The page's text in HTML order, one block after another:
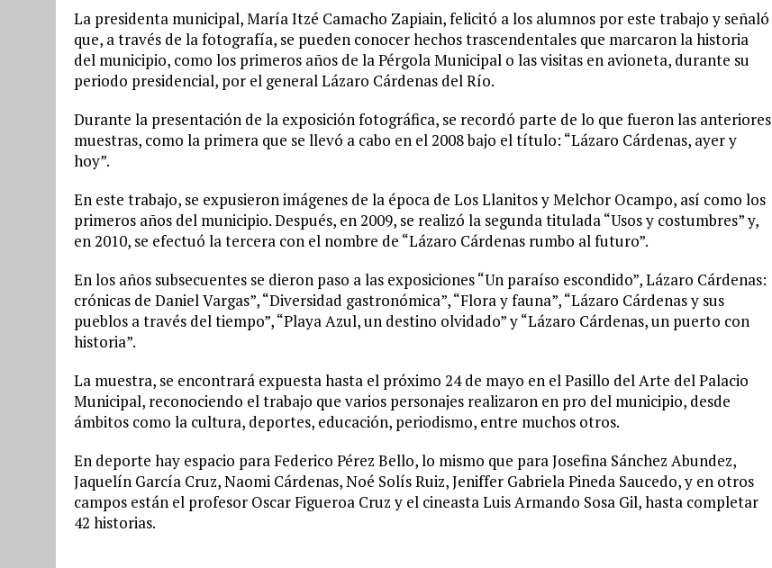
La presidenta municipal, María Itzé Camacho Zapiain, felicitó a los alumnos por este trabajo y señaló
que, a través de la fotografía, se pueden conocer hechos trascendentales que marcaron la historia
del municipio, como los primeros años de la Pérgola Municipal o las visitas en avioneta, durante su
periodo presidencial, por el general Lázaro Cárdenas del Río.
Durante la presentación de la exposición fotográfica, se recordó parte de lo que fueron las anteriores
muestras, como la primera que se llevó a cabo en el 2008 bajo el título: “Lázaro Cárdenas, ayer y
hoy”.
En este trabajo, se expusieron imágenes de la época de Los Llanitos y Melchor Ocampo, así como los
primeros años del municipio. Después, en 2009, se realizó la segunda titulada “Usos y costumbres” y,
en 2010, se efectuó la tercera con el nombre de “Lázaro Cárdenas rumbo al futuro”.
En los años subsecuentes se dieron paso a las exposiciones “Un paraíso escondido”, Lázaro Cárdenas:
crónicas de Daniel Vargas”, “Diversidad gastronómica”, “Flora y fauna”, “Lázaro Cárdenas y sus
pueblos a través del tiempo”, “Playa Azul, un destino olvidado” y “Lázaro Cárdenas, un puerto con
historia”.
La muestra, se encontrará expuesta hasta el próximo 24 de mayo en el Pasillo del Arte del Palacio
Municipal, reconociendo el trabajo que varios personajes realizaron en pro del municipio, desde
ámbitos como la cultura, deportes, educación, periodismo, entre muchos otros.
En deporte hay espacio para Federico Pérez Bello, lo mismo que para Josefina Sánchez Abundez,
Jaquelín García Cruz, Naomi Cárdenas, Noé Solís Ruiz, Jeniffer Gabriela Pineda Saucedo, y en otros
campos están el profesor Oscar Figueroa Cruz y el cineasta Luis Armando Sosa Gil, hasta completar
42 historias.